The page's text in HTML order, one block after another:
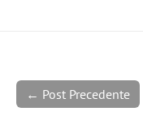
← Post Precedente